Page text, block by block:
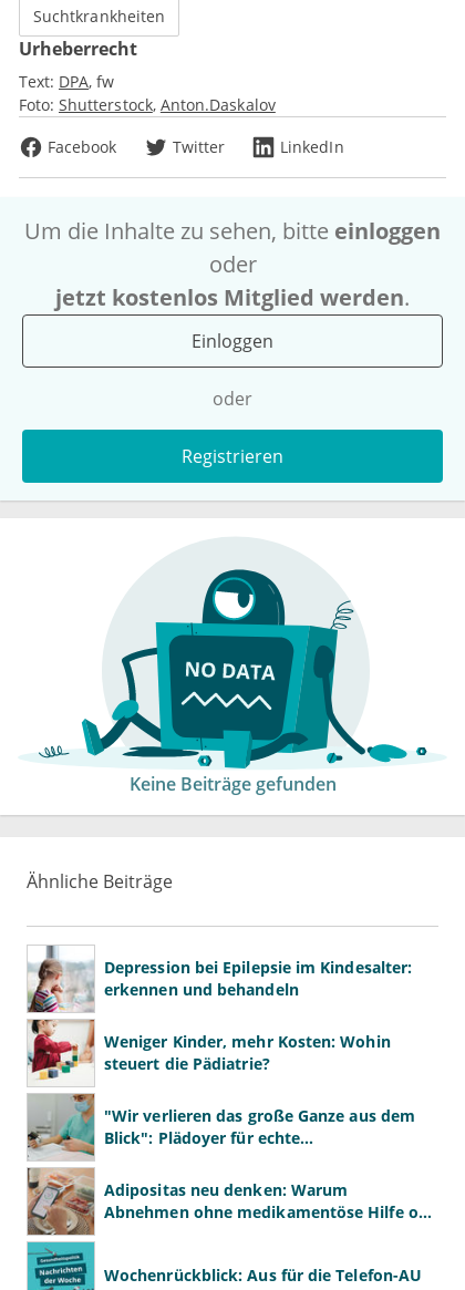
Suchtkrankheiten
Urheberrecht
Text: DPA fw
Foto: Shutterstock Anton.Daskalov
Facebook
Twitter LinkedIn
Um die Inhalte zu sehen, bitte einloggen
oder
jetzt kostenlos Mitglied werden.
Einloggen
oder
Registrieren
Keine Beiträge gefunden
Ähnliche Beiträge
Depression bei Epilepsie im Kindesalter:
erkennen und behandeln
Weniger Kinder, mehr Kosten: Wohin
steuert die Pädiatrie?
"Wir verlieren das große Ganze aus dem
Blick": Plädoyer für echte
Adipositas neu denken: Warum
Abnehmen ohne medikamentöse Hilfe oft
Wochenrückblick: Aus für die Telefon-AU